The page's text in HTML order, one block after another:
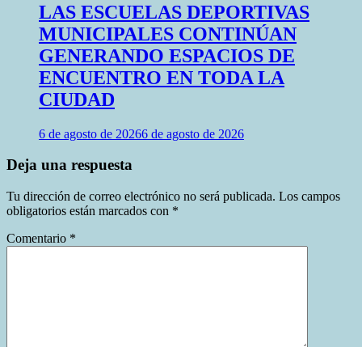
LAS ESCUELAS DEPORTIVAS
MUNICIPALES CONTINÚAN
GENERANDO ESPACIOS DE
ENCUENTRO EN TODA LA
CIUDAD
6 de agosto de 20266 de agosto de 2026
Deja una respuesta
Tu dirección de correo electrónico no será publicada. Los campos
obligatorios están marcados con *
Comentario *